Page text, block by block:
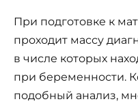
При подготовке к
проходит массу
в числе которых
при беременности.
подобный анализ,